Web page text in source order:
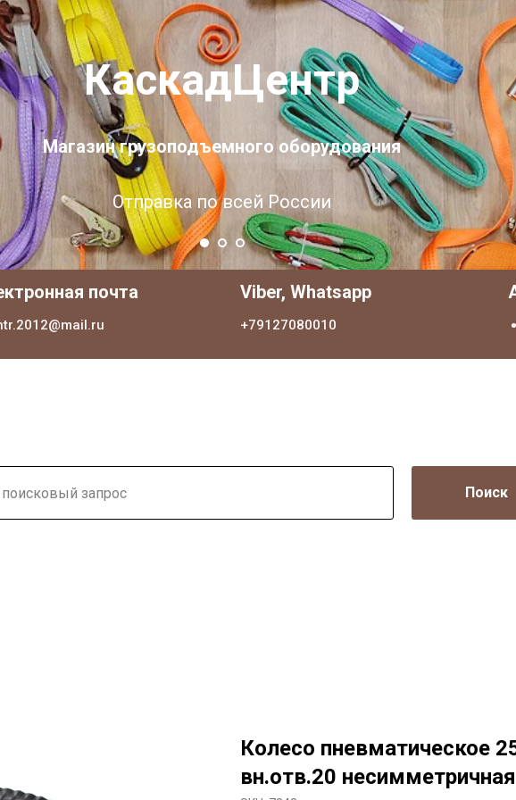
КаскадЦентр
Магазин грузоподъемного оборудования
Отправка по всей России
почта Viber, Whatsapp
+79127080010
Поиск
Колесо пневматическое
вн.отв.20